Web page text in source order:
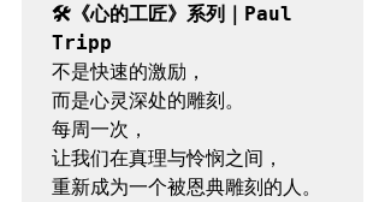
🛠️《心的工匠》系列｜Paul
Tripp
不是快速的激励，
而是心灵深处的雕刻。
每周一次，
让我们在真理与怜悯之间，